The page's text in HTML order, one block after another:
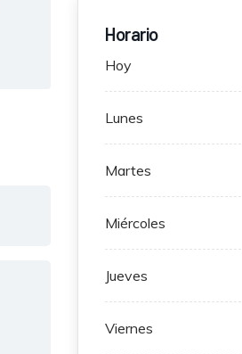
Horario
Hoy
Lunes
Martes
Miércoles
Jueves
Viernes